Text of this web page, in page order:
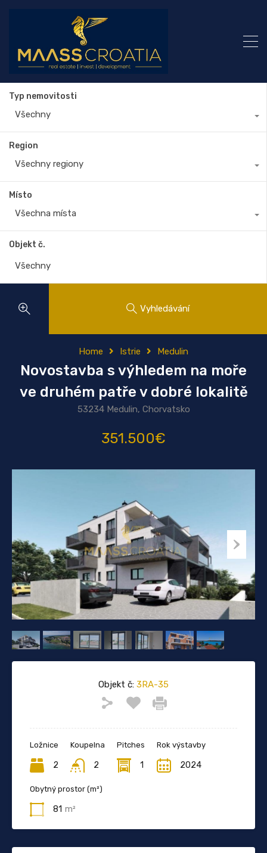
Typ nemovitosti
Všechny
Region
Všechny regiony
Místo
Všechna místa
Objekt č.
Vyhledávání
Home Istrie Medulin
Novostavba s výhledem na moře
ve druhém patře v dobré lokalitě
53234 Medulin, Chorvatsko
351.500€
Objekt č: 3RA-35
Ložnice
2
Koupelna
2
Pitches
1
Rok výstavby
2024
Obytný prostor (m²)
81 m²